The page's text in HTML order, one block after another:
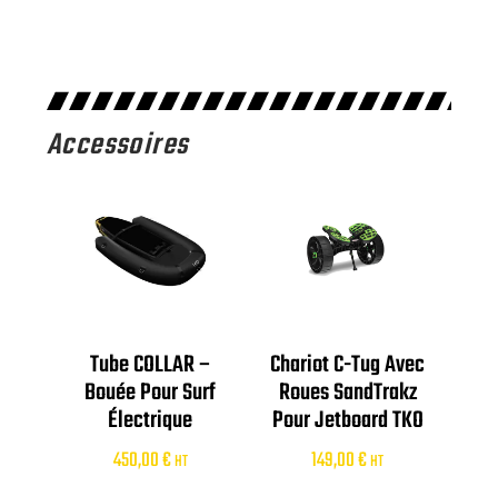
Accessoires
Tube COLLAR –
Bouée Pour Surf
Électrique
450,00€HT
Chariot C-Tug Avec
Roues SandTrakz
Pour Jetboard TKO
149,00€HT